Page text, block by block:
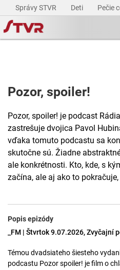
Správy STVR Deti Pečie
Pozor, spoiler!
Pozor, spoiler! je podcast
zastrešuje dvojica Pavol
vďaka tomuto podcastu sa
skutočne sú. Žiadne
ale konkrétnosti. Kto, kde, s
začína, ale aj ako to
Popis epizódy
_FM | Štvrtok 9.07.2026, Zvyčajní
Témou dvadsiateho šiesteho
podcastu Pozor spoiler! je film o